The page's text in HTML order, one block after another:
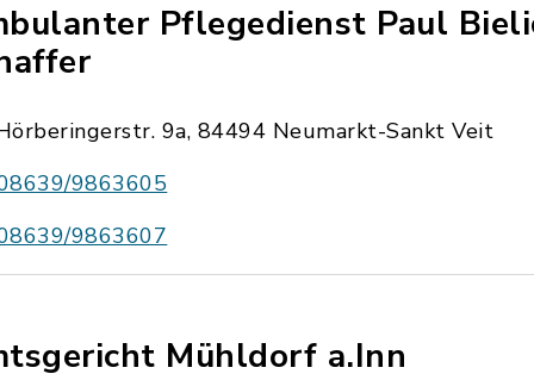
Pflegedienst Paul
9a, 84494 Neumarkt-Sankt Veit
9863605
9863607
Mühldorf a.Inn